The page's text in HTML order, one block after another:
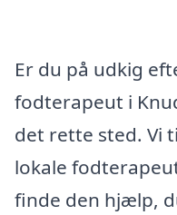
Er du på udkig
fodterapeut i
det rette sted. Vi
lokale
finde den hjælp,